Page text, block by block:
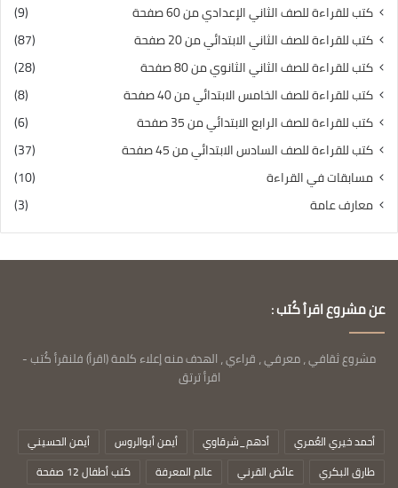
كتب للقراءة للصف الثاني الإعدادي من 60 صفحة
(9)
كتب للقراءة للصف الثاني الابتدائي من 20 صفحة
(87)
كتب للقراءة للصف الثاني الثانوي من 80 صفحة
(28)
كتب للقراءة للصف الخامس الابتدائي من 40 صفحة
(8)
كتب للقراءة للصف الرابع الابتدائي من 35 صفحة
(6)
كتب للقراءة للصف السادس الابتدائي من 45 صفحة
(37)
مسابقات في القراءة
(10)
معارف عامة
(3)
عن مشروع اقرأ كُتب :
مشروع ثقافي ، معرفي ، قراءي ، الهدف منه إعلاء كلمة (اقرأ) فلنقرأ كُتب -
اقرأ ترتق
أحمد خيري العُمري أدهم_شرقاوي أيمن أبوالروس
أيمن الحسيني
طارق البكري
عائض القرني عالم المعرفة كتب أطفال 12 صفحة